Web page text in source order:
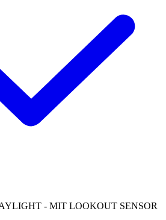
- MIT LOOKOUT SENSOR